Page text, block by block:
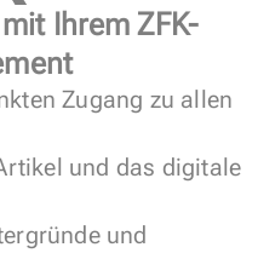
Ihrem ZFK-
Zugang zu allen
und das digitale
und